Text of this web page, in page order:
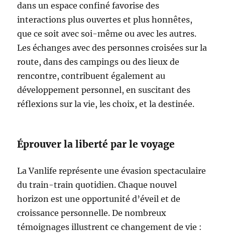
dans un espace confiné favorise des
interactions plus ouvertes et plus honnêtes,
que ce soit avec soi-même ou avec les autres.
Les échanges avec des personnes croisées sur la
route, dans des campings ou des lieux de
rencontre, contribuent également au
développement personnel, en suscitant des
réflexions sur la vie, les choix, et la destinée.
Éprouver la liberté par le voyage
La Vanlife représente une évasion spectaculaire
du train-train quotidien. Chaque nouvel
horizon est une opportunité d’éveil et de
croissance personnelle. De nombreux
témoignages illustrent ce changement de vie :